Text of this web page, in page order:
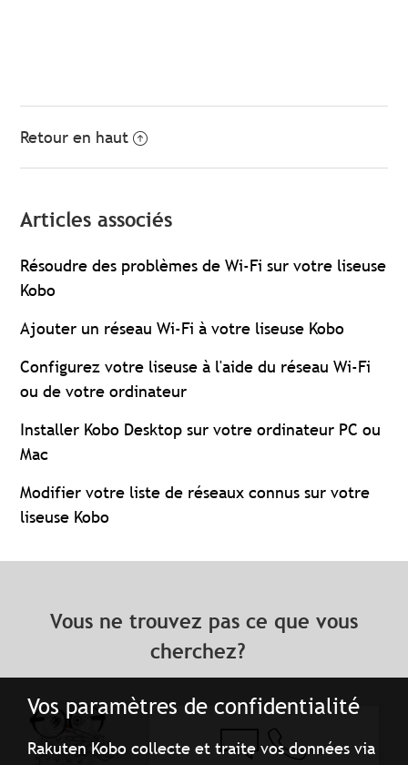
Vos paramètres de confidentialité
Rakuten Kobo collecte et traite vos données via
Retour en haut
Articles associés
Résoudre des problèmes de Wi-Fi sur votre liseuse
Kobo
Ajouter un réseau Wi-Fi à votre liseuse Kobo
Configurez votre liseuse à l'aide du réseau Wi-Fi
ou de votre ordinateur
Installer Kobo Desktop sur votre ordinateur PC ou
Mac
Modifier votre liste de réseaux connus sur votre
liseuse Kobo
Vous ne trouvez pas ce que vous
cherchez?